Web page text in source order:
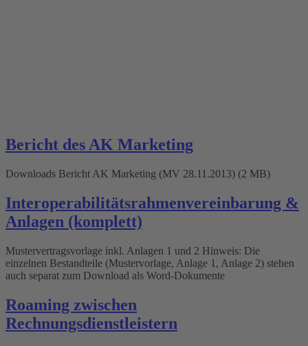
Bericht des AK Marketing
Downloads Bericht AK Marketing (MV 28.11.2013) (2 MB)
Interoperabilitätsrahmenvereinbarung &
Anlagen (komplett)
Mustervertragsvorlage inkl. Anlagen 1 und 2 Hinweis: Die
einzelnen Bestandteile (Mustervorlage, Anlage 1, Anlage 2) stehen
auch separat zum Download als Word-Dokumente
Roaming zwischen
Rechnungsdienstleistern